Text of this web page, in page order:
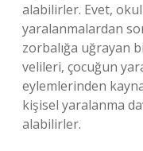
alabilirler. Evet,
yaralanmalardan
zorbalığa uğrayan
velileri, çocuğun
eylemlerinden
kişisel yaralanma
alabilirler.